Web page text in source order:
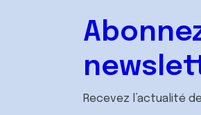
Recevez l’actualité